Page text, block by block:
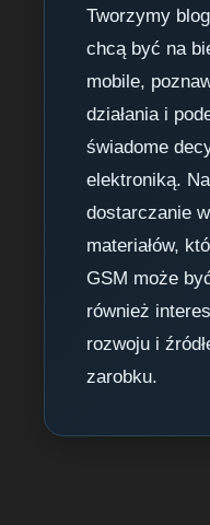
Tworzymy
chcą być na
mobile,
działania i
świadome
elektroniką.
dostarczanie
materiałów,
GSM może
również
rozwoju i
zarobku.